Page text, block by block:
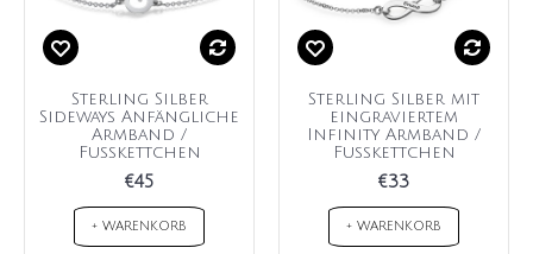
Sterling Silber
Sideways Anfängliche
Armband /
Fußkettchen
€45
+ WARENKORB
Sterling Silber mit
eingraviertem
Infinity Armband /
Fußkettchen
€33
+ WARENKORB